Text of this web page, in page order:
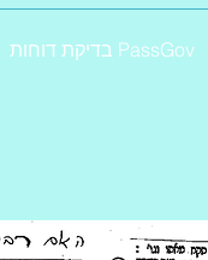
בדיקת דוחות PassGov